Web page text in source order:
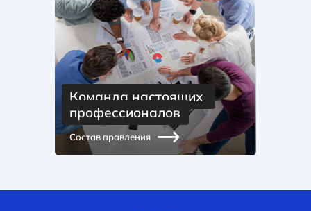
Команда настоящих
профессионалов
Состав правления